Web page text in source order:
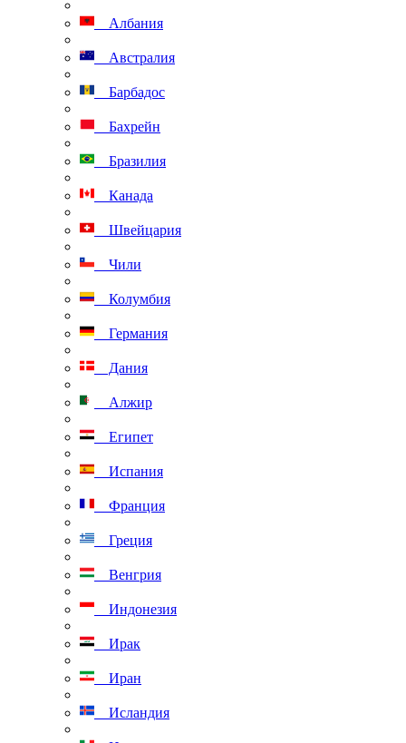
Албания
Австралия
Барбадос
Бахрейн
Бразилия
Канада
Швейцария
Чили
Колумбия
Германия
Дания
Алжир
Египет
Испания
Франция
Греция
Венгрия
Индонезия
Ирак
Иран
Исландия